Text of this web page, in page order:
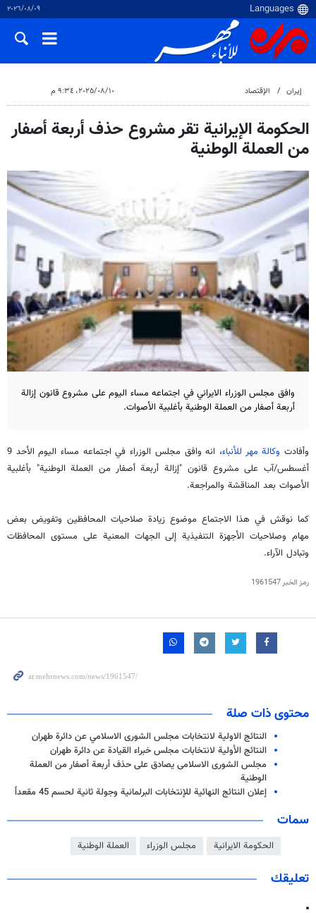
٠٩‏/٠٨‏/٢٠٢٦
إيران الإقتصاد ١٠‏/٠٨‏/٢٠٢٥، ٩:٣٤ م
الحكومة الإيرانية تقر مشروع حذف أربعة أصفار
من العملة الوطنية
وافق مجلس الوزراء الايراني في اجتماعه مساء اليوم على مشروع قانون إزالة
أربعة أصفار من العملة الوطنية بأغلبية الأصوات.
وأفادت وكالة مهر للأنباء
، انه وافق مجلس الوزراء في اجتماعه مساء اليوم الأحد 9
أغسطس/آب على مشروع قانون "إزالة أربعة أصفار من العملة الوطنية" بأغلبية
الأصوات بعد المناقشة والمراجعة.
كما نوقش في هذا الاجتماع موضوع زيادة صلاحيات المحافظين وتفويض بعض
مهام وصلاحيات الأجهزة التنفيذية إلى الجهات المعنية على مستوى المحافظات
وتبادل الآراء.
رمز الخبر1961547
محتوى ذات صلة
النتائج الاولية لانتخابات مجلس الشورى الاسلامي عن دائرة طهران
النتائج الأولية لانتخابات مجلس خبراء القيادة عن دائرة طهران
مجلس الشورى الاسلامی يصادق على حذف أربعة أصفار من العملة
الوطنية
إعلان النتائج النهائية للإنتخابات البرلمانية وجولة ثانية لحسم 45 مقعداً
سمات
الحكومة الايرانية مجلس الوزراء العملة الوطنية
تعليقك